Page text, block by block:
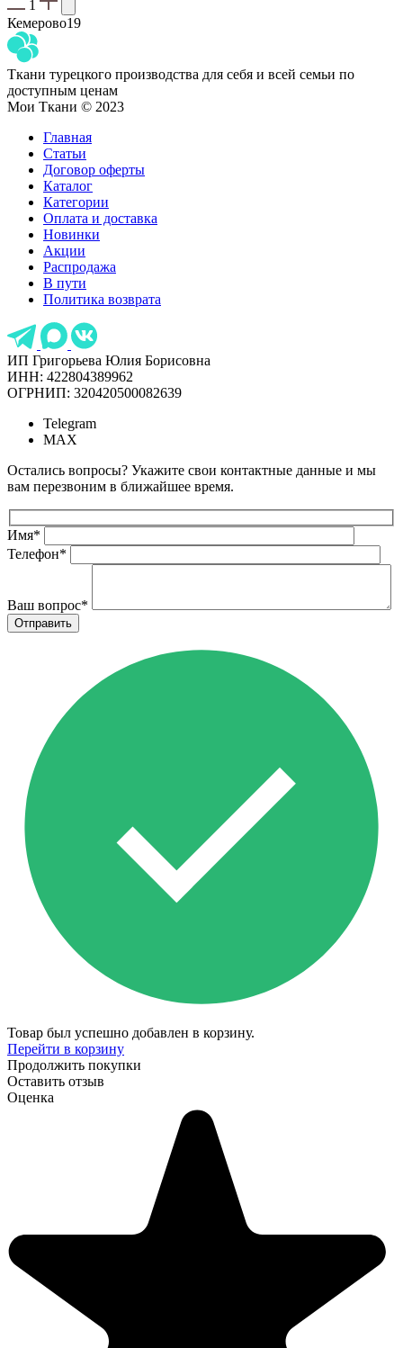
1
Кемерово19
Ткани турецкого производства для себя и всей семьи по
доступным ценам
Мои Ткани © 2023
Главная
Статьи
Договор оферты
Каталог
Категории
Оплата и доставка
Новинки
Акции
Распродажа
В пути
Политика возврата
ИП Григорьева Юлия Борисовна
ИНН: 422804389962
ОГРНИП: 320420500082639
Telegram
MAX
Остались вопросы? Укажите свои контактные данные и мы
вам перезвоним в ближайшее время.
Имя*
Телефон*
Ваш вопрос*
Товар был успешно добавлен в корзину.
Перейти в корзину
Продолжить покупки
Оставить отзыв
Оценка